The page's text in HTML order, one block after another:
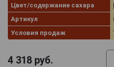
Цвет/содержание сахара
Артикул
Условия продаж
4 318 руб.